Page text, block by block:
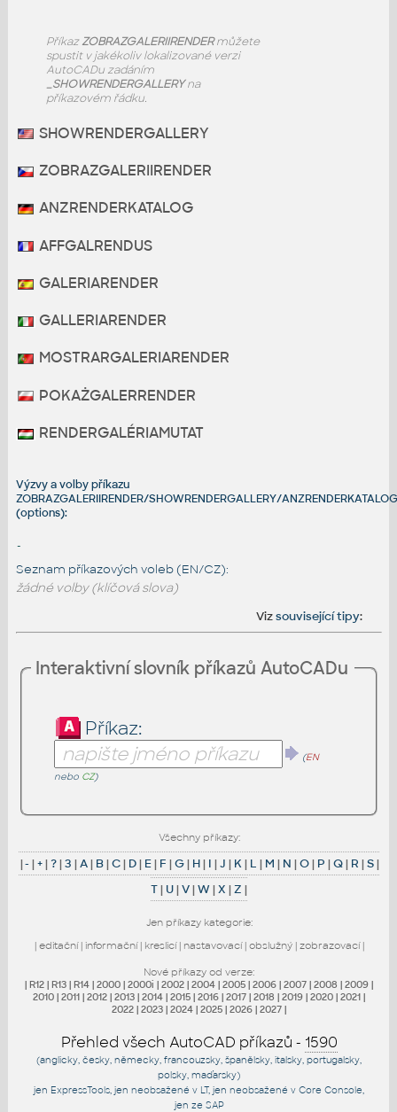
PříkazZOBRAZGALERIIRENDERmůžete
spustit v jakékoliv lokalizované verzi
AutoCADu zadáním
_SHOWRENDERGALLERYna
příkazovém řádku.
SHOWRENDERGALLERY
ZOBRAZGALERIIRENDER
ANZRENDERKATALOG
AFFGALRENDUS
GALERIARENDER
GALLERIARENDER
MOSTRARGALERIARENDER
POKAŻGALERRENDER
RENDERGALÉRIAMUTAT
Výzvy a volby příkazu
ZOBRAZGALERIIRENDER/SHOWRENDERGALLERY/ANZRENDERKATALOG
(options):
-
Seznam příkazových voleb (EN/CZ):
žádné volby (klíčová slova)
Vizsouvisející tipy:
Interaktivní slovník příkazů AutoCADu
Příkaz:
(EN
nebo CZ)
Všechny příkazy:
|- |+|?|3 |A| B|C| D| E| F |G| H| I |J | K| L | M | N |O| P |Q| R |S|
T| U|V|W|X |Z |
Jen příkazy kategorie:
| editační| informační| kreslicí| nastavovací| obslužný| zobrazovací|
Nové příkazy od verze:
| R12 | R13 | R14 | 2000 | 2000i | 2002 | 2004 | 2005 | 2006 | 2007 | 2008 | 2009 |
2010 | 2011 | 2012 | 2013 | 2014 | 2015 | 2016 | 2017 | 2018 | 2019 | 2020 | 2021 |
2022 | 2023 | 2024 | 2025 | 2026 | 2027 |
Přehled všech AutoCAD příkazů - 1590
(anglicky, česky, německy, francouzsky, španělsky, italsky, portugalsky,
polsky, maďarsky)
jen ExpressTools , jen neobsažené v LT, jen neobsažené v Core Console
jen ze SAP